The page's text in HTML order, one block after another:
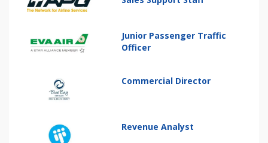
Junior Passenger Traffic
Officer
Commercial Director
Revenue Analyst